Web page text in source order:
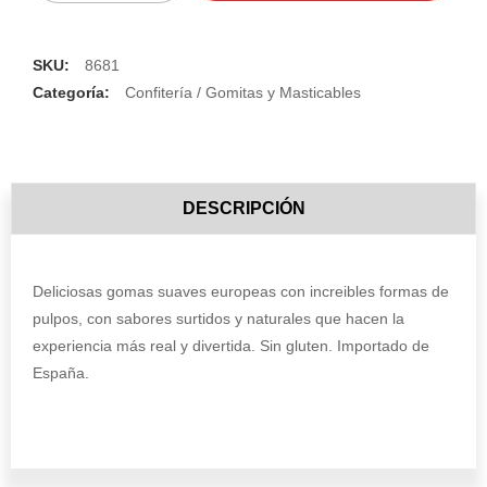
SKU:
8681
Categoría:
Confitería / Gomitas y Masticables
DESCRIPCIÓN
Deliciosas gomas suaves europeas con increibles formas de
pulpos, con sabores surtidos y naturales que hacen la
experiencia más real y divertida. Sin gluten. Importado de
España.